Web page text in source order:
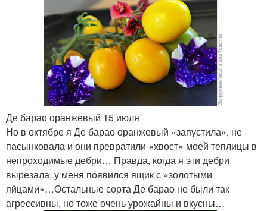
Де барао оранжевый 15 июля
Но в октябре я Де барао оранжевый «запустила», не
пасынковала и они превратили «хвост» моей теплицы в
непроходимые дебри… Правда, когда я эти дебри
вырезала, у меня появился ящик с «золотыми
яйцами»…Остальные сорта Де барао не были так
агрессивны, но тоже очень урожайны и вкусны…